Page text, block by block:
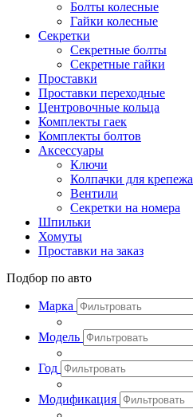
Болты колесные
Гайки колесные
Секретки
Секретные болты
Секретные гайки
Проставки
Проставки переходные
Центровочные кольца
Комплекты гаек
Комплекты болтов
Аксессуары
Ключи
Колпачки для крепежа
Вентили
Секретки на номера
Шпильки
Хомуты
Проставки на заказ
Подбор по авто
Марка
Модель
Год
Модификация